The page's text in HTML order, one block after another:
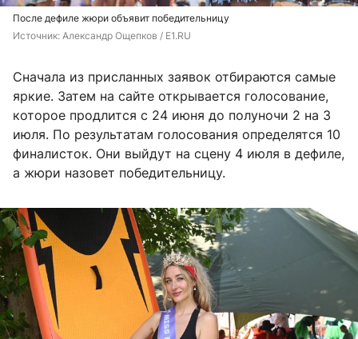
После дефиле жюри объявит победительницу
Источник: Александр Ощепков / E1.RU
Сначала из присланных заявок отбираются самые
яркие. Затем на сайте открывается голосование,
которое продлится с 24 июня до полуночи 2 на 3
июля. По результатам голосования определятся 10
финалисток. Они выйдут на сцену 4 июля в дефиле,
а жюри назовет победительницу.